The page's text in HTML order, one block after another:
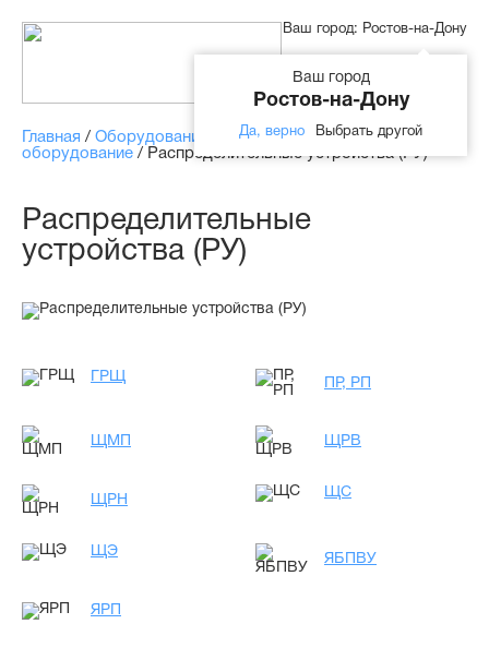
Ваш город: Ростов-на-Дону
Ваш город
Ростов-на-Дону
Да, верно Выбрать другой
Главная / Оборудование
Электрощитовое
оборудование / Распределительные устройства (РУ)
Распределительные
устройства (РУ)
ГРЩ ПР, РП
ЩМП ЩРВ
ЩРН
ЩС
ЩЭ
ЯБПВУ
ЯРП